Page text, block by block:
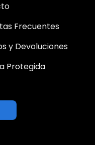
Frecuentes
y Devoluciones
Protegida